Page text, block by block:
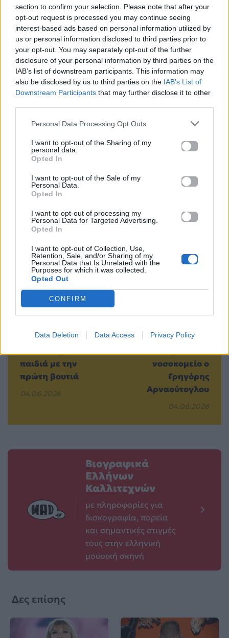
section to confirm your selection. Please note that after your
opt-out request is processed you may continue seeing
interest-based ads based on personal information utilized by
us or personal information disclosed to third parties prior to
your opt-out. You may separately opt-out of the further
disclosure of your personal information by third parties on the
IAB’s list of downstream participants. This information may
also be disclosed by us to third parties on the IAB’s List of
Downstream Participants that may further disclose it to other
Personal Data Processing Opt Outs
I want to opt-out of the Sharing of my
personal data.
Opted In
I want to opt-out of the Sale of my
Personal Data.
Opted In
I want to opt-out of processing my
Personal Data for Targeted Advertising.
Opted In
I want to opt-out of Collection, Use,
Retention, Sale, and/or Sharing of my
Personal Data that Is Unrelated with the
Purposes for which it was collected.
Opted Out
CONFIRM
Data Deletion Data Access Privacy Policy
Μαρίνα Σάττι ΣΥΝΑΥΛΙΑ
Ακολουθήστε το
Mad.gr στο Google
News
Ακολουθήστε το
Mad.gr στο MSN
Μοιράσου αυτό το άρθρο
Προηγούμενο
στη θάλασσα –
παιδιά με την
πρώτη βουτιά
04.06.2026
Επόμενο
πόνο»:
νοσοκομείο ο
Γρηγόρης
Αρναούτογλου
04.06.2026
Βιογραφικά
Ελλήνων
Καλλιτεχνών
με πληροφορίες για
δισκογραφία, πορεία
και σημαντικές στιγμές
τους στην ελληνική
μουσική σκηνή
Δες επίσης